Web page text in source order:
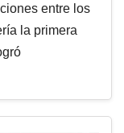
entre los
la primera